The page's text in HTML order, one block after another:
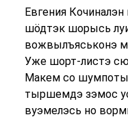
Евгения
шӧдтэк шорысь
вожвылъяськонэ
Уже шорт-листэ
Макем со
тыршемдэ зэмос
вуэмелэсь но